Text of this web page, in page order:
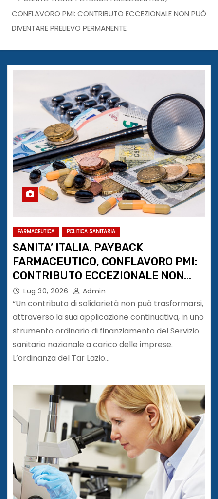
CONFLAVORO PMI: CONTRIBUTO ECCEZIONALE NON PUÒ
DIVENTARE PRELIEVO PERMANENTE
FARMACEUTICA POLITICA SANITARIA
SANITA’ ITALIA. PAYBACK
FARMACEUTICO, CONFLAVORO PMI:
CONTRIBUTO ECCEZIONALE NON
PUÒ DIVENTARE PRELIEVO
PERMANENTE
Lug 30, 2026 Admin
“Un contributo di solidarietà non può trasformarsi,
attraverso la sua applicazione continuativa, in uno
strumento ordinario di finanziamento del Servizio
sanitario nazionale a carico delle imprese.
L’ordinanza del Tar Lazio…